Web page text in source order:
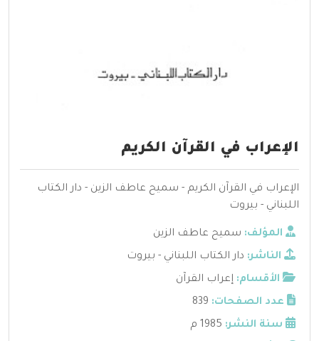
الإعراب في القرآن الكريم
الإعراب في القرآن الكريم - سميح عاطف الزين - دار الكتاب
اللبناني - بيروت
المؤلف: سميح عاطف الزين
الناشر: دار الكتاب اللبناني - بيروت
الأقسام: إعراب القرآن
عدد الصفحات: 839
سنة النشر: 1985 م